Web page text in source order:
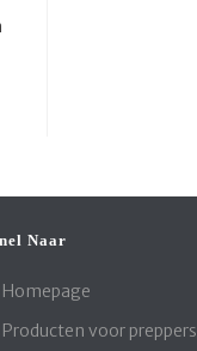
Naar
Homepage
Producten voor preppers